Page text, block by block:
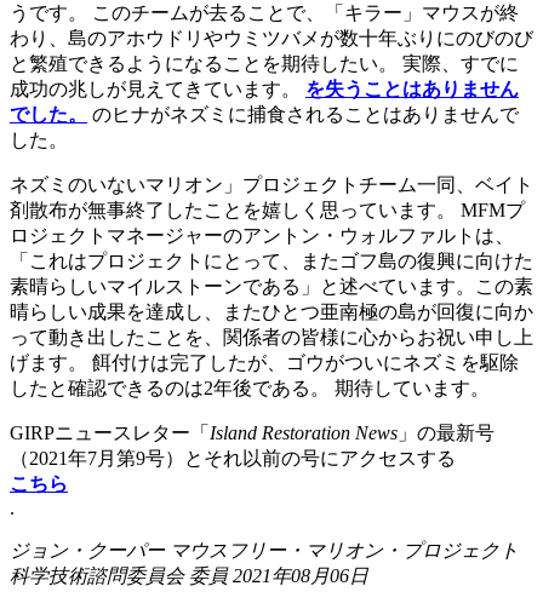
うです。 このチームが去ることで、「キラー」マウスが終
わり、島のアホウドリやウミツバメが数十年ぶりにのびのび
と繁殖できるようになることを期待したい。 実際、すでに
成功の兆しが見えてきています。
を失うことはありません
でした。
のヒナがネズミに捕食されることはありませんで
した。
ネズミのいないマリオン」プロジェクトチーム一同、ベイト
剤散布が無事終了したことを嬉しく思っています。 MFMプ
ロジェクトマネージャーのアントン・ウォルファルトは、
「これはプロジェクトにとって、またゴフ島の復興に向けた
素晴らしいマイルストーンである」と述べています。この素
晴らしい成果を達成し、またひとつ亜南極の島が回復に向か
って動き出したことを、関係者の皆様に心からお祝い申し上
げます。 餌付けは完了したが、ゴウがついにネズミを駆除
したと確認できるのは2年後である。 期待しています。
GIRPニュースレター「 Island Restoration News 」の最新号
（2021年7月第9号）とそれ以前の号にアクセスする
こちら
.
ジョン・クーパー マウスフリー・マリオン・プロジェクト
科学技術諮問委員会 委員 2021年08月06日